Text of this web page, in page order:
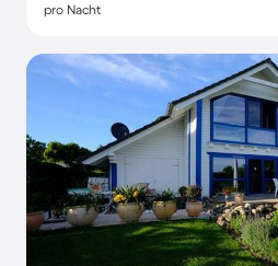
pro Nacht